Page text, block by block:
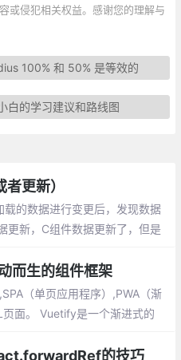
或侵犯相关权益。感谢您的理解与
100% 和 50% 是等效的
白的学习建议和路线图
更新）
的数据进行变更后，发现数据
更新，C组件数据更新了，但是
Vuetify基于vue2.0,为移动而生的组件框架
（单
用程序）
个新的水
的技巧